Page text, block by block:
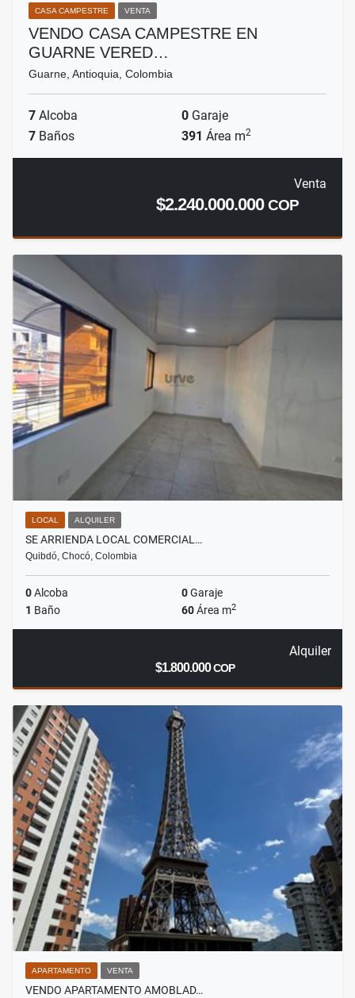
CASA CAMPESTRE VENTA
VENDO CASA CAMPESTRE EN
GUARNE VERED…
Guarne, Antioquia, Colombia
7 Alcoba 0 Garaje
7 Baños 391 Área m2
Venta
$2.240.000.000COP
LOCAL ALQUILER
SE ARRIENDA LOCAL COMERCIAL…
Quibdó, Chocó, Colombia
0Alcoba 0Garaje
1 Baño 60Área m2
Alquiler
$1.800.000COP
APARTAMENTO VENTA
VENDO APARTAMENTO AMOBLAD…